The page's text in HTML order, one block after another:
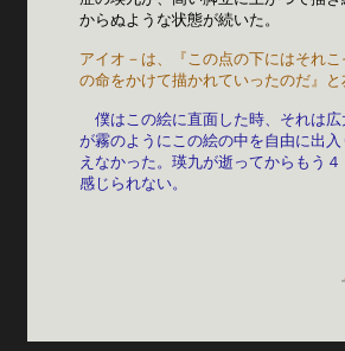
からぬよう
アイオ－は、『この点の下にはそれ
の命をかけて描かれていったのだ』
僕はこの絵に直面した時、それは
が霧のようにこの絵の中を自由に出
えなかった。瑛九が逝ってからもう
感じられない。